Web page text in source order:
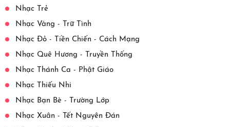
Nhạc Trẻ
Nhạc Vàng - Trữ Tình
Nhạc Đỏ - Tiền Chiến - Cách Mạng
Nhạc Quê Hương - Truyền Thống
Nhạc Thánh Ca - Phật Giáo
Nhạc Thiếu Nhi
Nhạc Bạn Bè - Trường Lớp
Nhạc Xuân - Tết Nguyên Đán